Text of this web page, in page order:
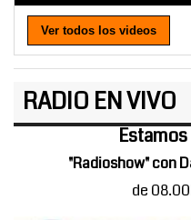
Ver todos los videos
RADIO EN VIVO
"Radioshow" con
de